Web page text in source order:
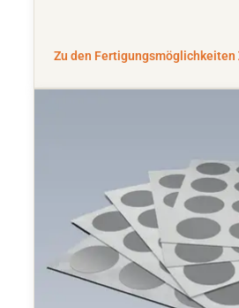
Zu den Fertigungsmöglichkeiten